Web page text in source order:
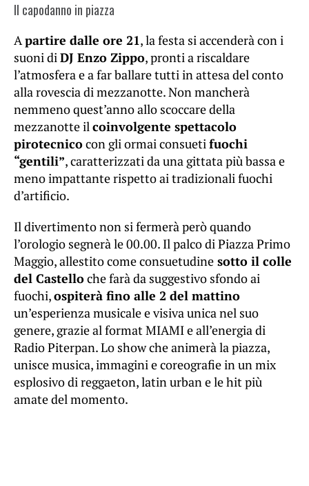
Il capodanno in piazza
Apartire dalle ore 21, la festa si accenderà con i
suoni diDJ Enzo Zippo, pronti a riscaldare
l’atmosfera e a far ballare tutti in attesa del conto
alla rovescia di mezzanotte. Non mancherà
nemmeno quest’anno allo scoccare della
mezzanotte ilcoinvolgente spettacolo
pirotecnicocon gli ormai consuetifuochi
“gentili”, caratterizzati da una gittata più bassa e
meno impattante rispetto ai tradizionali fuochi
d’artificio.
Il divertimento non si fermerà però quando
l’orologio segnerà le 00.00. Il palco di Piazza Primo
Maggio, allestito come consuetudine sotto il colle
del Castelloche farà da suggestivo sfondo ai
fuochi,ospiterà fino alle 2 del mattino
un’esperienza musicale e visiva unica nel suo
genere, grazie al format MIAMI e all’energia di
Radio Piterpan. Lo show che animerà la piazza,
unisce musica, immagini e coreografie in un mix
esplosivo di reggaeton, latin urban e le hit più
amate del momento.